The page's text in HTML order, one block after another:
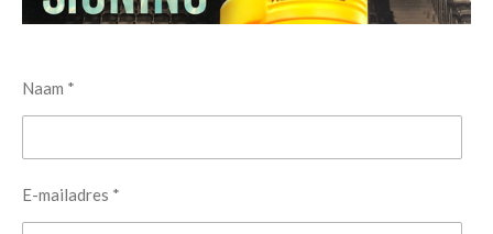
Naam *
E-mailadres *